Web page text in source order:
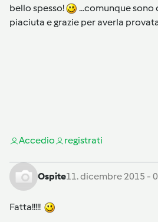
bello spesso!
...comunque sono
piaciuta e grazie per averla
Accedio registrati
Ospite11. dicembre 2015 -
Fatta!!!!!